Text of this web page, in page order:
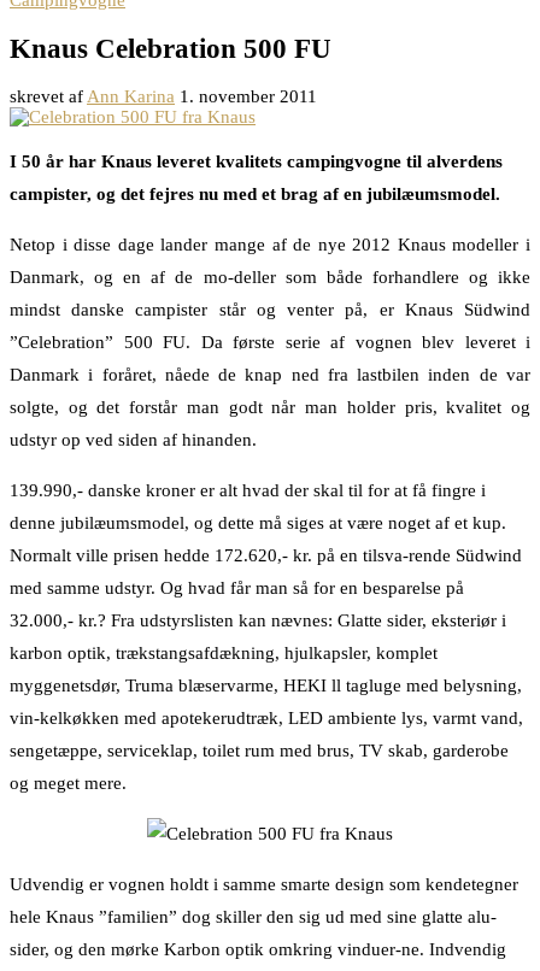
Knaus Celebration 500 FU
skrevet afAnn Karina 1. november 2011
I 50 år har Knaus leveret kvalitets campingvogne til alverdens
campister, og det fejres nu med et brag af en jubilæumsmodel.
Netop i disse dage lander mange af de nye 2012 Knaus modeller i
Danmark, og en af de mo-deller som både forhandlere og ikke
mindst danske campister står og venter på, er Knaus Südwind
”Celebration” 500 FU. Da første serie af vognen blev leveret i
Danmark i foråret, nåede de knap ned fra lastbilen inden de var
solgte, og det forstår man godt når man holder pris, kvalitet og
udstyr op ved siden af hinanden.
139.990,- danske kroner er alt hvad der skal til for at få fingre i
denne jubilæumsmodel, og dette må siges at være noget af et kup.
Normalt ville prisen hedde 172.620,- kr. på en tilsva-rende Südwind
med samme udstyr. Og hvad får man så for en besparelse på
32.000,- kr.? Fra udstyrslisten kan nævnes: Glatte sider, eksteriør i
karbon optik, trækstangsafdækning, hjulkapsler, komplet
myggenetsdør, Truma blæservarme, HEKI ll tagluge med belysning,
vin-kelkøkken med apotekerudtræk, LED ambiente lys, varmt vand,
sengetæppe, serviceklap, toilet rum med brus, TV skab, garderobe
og meget mere.
Udvendig er vognen holdt i samme smarte design som kendetegner
hele Knaus ”familien” dog skiller den sig ud med sine glatte alu-
sider, og den mørke Karbon optik omkring vinduer-ne. Indvendig